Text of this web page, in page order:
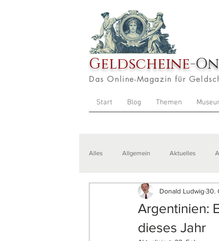
Geldscheine-
Das Online-Magazin für
Start Blog Themen
Alles Allgemein Aktuelles
Veranstaltungen Zitate
Argentinien:
dieses Jahr
Donald Ludwig 30.